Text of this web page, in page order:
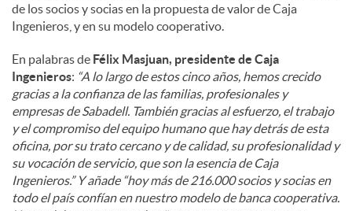
de los socios y socias en la propuesta de valor de Caja
Ingenieros, y en su modelo cooperativo.
En palabras de Félix Masjuan, presidente de Caja
Ingenieros: “A lo largo de estos cinco años, hemos crecido
gracias a la confianza de las familias, profesionales y
empresas de Sabadell. También gracias al esfuerzo, el trabajo
y el compromiso del equipo humano que hay detrás de esta
oficina, por su trato cercano y de calidad, su profesionalidad y
su vocación de servicio, que son la esencia de Caja
Ingenieros.” Y añade “hoy más de 216.000 socios y socias en
todo el país confían en nuestro modelo de banca cooperativa.